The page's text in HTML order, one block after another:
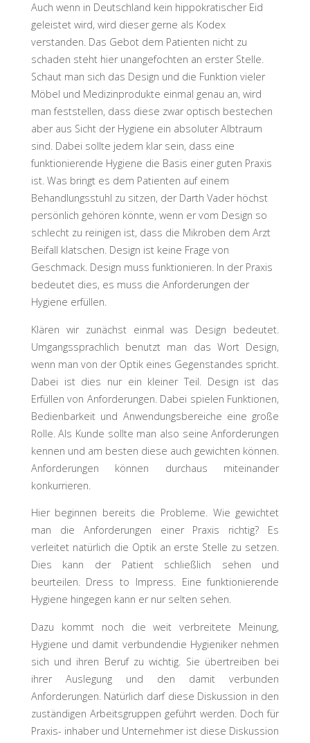
Auch wenn in Deutschland kein hippokratischer Eid
geleistet wird, wird dieser gerne als Kodex
verstanden. Das Gebot dem Patienten nicht zu
schaden steht hier unangefochten an erster Stelle.
Schaut man sich das Design und die Funktion vieler
Möbel und Medizinprodukte einmal genau an, wird
man feststellen, dass diese zwar optisch bestechen
aber aus Sicht der Hygiene ein absoluter Albtraum
sind. Dabei sollte jedem klar sein, dass eine
funktionierende Hygiene die Basis einer guten Praxis
ist. Was bringt es dem Patienten auf einem
Behandlungsstuhl zu sitzen, der Darth Vader höchst
persönlich gehören könnte, wenn er vom Design so
schlecht zu reinigen ist, dass die Mikroben dem Arzt
Beifall klatschen. Design ist keine Frage von
Geschmack. Design muss funktionieren. In der Praxis
bedeutet dies, es muss die Anforderungen der
Hygiene erfüllen.
Klären wir zunächst einmal was Design bedeutet.
Umgangssprachlich benutzt man das Wort Design,
wenn man von der Optik eines Gegenstandes spricht.
Dabei ist dies nur ein kleiner Teil. Design ist das
Erfüllen von Anforderungen. Dabei spielen Funktionen,
Bedienbarkeit und Anwendungsbereiche eine große
Rolle. Als Kunde sollte man also seine Anforderungen
kennen und am besten diese auch gewichten können.
Anforderungen können durchaus miteinander
konkurrieren.
Hier beginnen bereits die Probleme. Wie gewichtet
man die Anforderungen einer Praxis richtig? Es
verleitet natürlich die Optik an erste Stelle zu setzen.
Dies kann der Patient schließlich sehen und
beurteilen. Dress to Impress. Eine funktionierende
Hygiene hingegen kann er nur selten sehen.
Dazu kommt noch die weit verbreitete Meinung,
Hygiene und damit verbundendie Hygieniker nehmen
sich und ihren Beruf zu wichtig. Sie übertreiben bei
ihrer Auslegung und den damit verbunden
Anforderungen. Natürlich darf diese Diskussion in den
zuständigen Arbeitsgruppen geführt werden. Doch für
Praxis- inhaber und Unternehmer ist diese Diskussion